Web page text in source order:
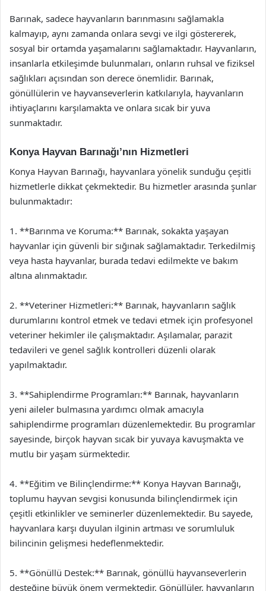
Barınak, sadece hayvanların barınmasını sağlamakla
kalmayıp, aynı zamanda onlara sevgi ve ilgi göstererek,
sosyal bir ortamda yaşamalarını sağlamaktadır. Hayvanların,
insanlarla etkileşimde bulunmaları, onların ruhsal ve fiziksel
sağlıkları açısından son derece önemlidir. Barınak,
gönüllülerin ve hayvanseverlerin katkılarıyla, hayvanların
ihtiyaçlarını karşılamakta ve onlara sıcak bir yuva
sunmaktadır.
Konya Hayvan Barınağı’nın Hizmetleri
Konya Hayvan Barınağı, hayvanlara yönelik sunduğu çeşitli
hizmetlerle dikkat çekmektedir. Bu hizmetler arasında şunlar
bulunmaktadır:
1. **Barınma ve Koruma:** Barınak, sokakta yaşayan
hayvanlar için güvenli bir sığınak sağlamaktadır. Terkedilmiş
veya hasta hayvanlar, burada tedavi edilmekte ve bakım
altına alınmaktadır.
2. **Veteriner Hizmetleri:** Barınak, hayvanların sağlık
durumlarını kontrol etmek ve tedavi etmek için profesyonel
veteriner hekimler ile çalışmaktadır. Aşılamalar, parazit
tedavileri ve genel sağlık kontrolleri düzenli olarak
yapılmaktadır.
3. **Sahiplendirme Programları:** Barınak, hayvanların
yeni aileler bulmasına yardımcı olmak amacıyla
sahiplendirme programları düzenlemektedir. Bu programlar
sayesinde, birçok hayvan sıcak bir yuvaya kavuşmakta ve
mutlu bir yaşam sürmektedir.
4. **Eğitim ve Bilinçlendirme:** Konya Hayvan Barınağı,
toplumu hayvan sevgisi konusunda bilinçlendirmek için
çeşitli etkinlikler ve seminerler düzenlemektedir. Bu sayede,
hayvanlara karşı duyulan ilginin artması ve sorumluluk
bilincinin gelişmesi hedeflenmektedir.
5. **Gönüllü Destek:** Barınak, gönüllü hayvanseverlerin
desteğine büyük önem vermektedir. Gönüllüler, hayvanların